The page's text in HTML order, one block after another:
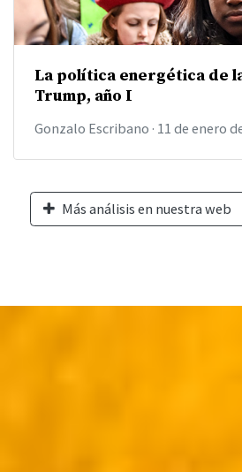
La política energética de
Trump, año I
Gonzalo Escribano · 11 de enero
Más análisis en nuestra web